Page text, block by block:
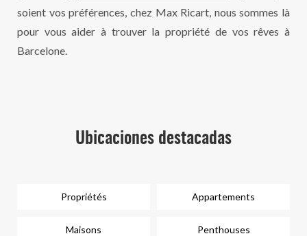
soient vos préférences, chez Max Ricart, nous sommes là
pour vous aider à trouver la propriété de vos rêves à
Barcelone.
Ubicaciones destacadas
Propriétés Appartements
Maisons Penthouses